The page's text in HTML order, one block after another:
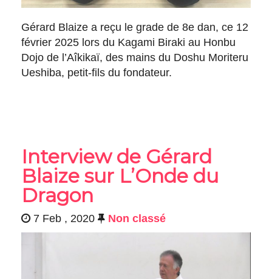
Gérard Blaize a reçu le grade de 8e dan, ce 12
février 2025 lors du Kagami Biraki au Honbu
Dojo de l’Aîkikaï, des mains du Doshu Moriteru
Ueshiba, petit-fils du fondateur.
Interview de Gérard
Blaize sur L’Onde du
Dragon
7 Feb , 2020 Non classé